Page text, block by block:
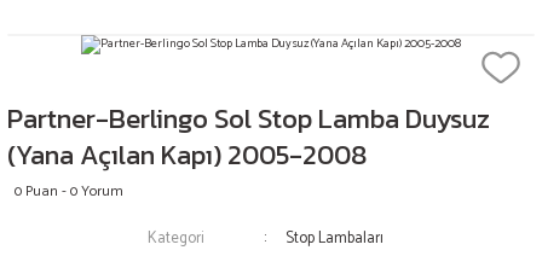
Partner-Berlingo Sol Stop Lamba Duysuz
(Yana Açılan Kapı) 2005-2008
0 Puan - 0 Yorum
Kategori
Stop Lambaları